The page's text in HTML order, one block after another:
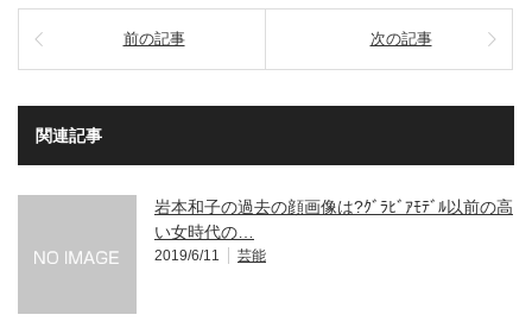
前の記事 次の記事
関連記事
岩本和子の過去の顔画像は?ｸﾞﾗﾋﾞｱﾓﾃﾞﾙ以前の高
い女時代の…
2019/6/11 芸能